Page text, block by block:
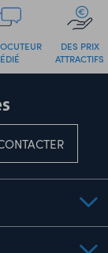
DES PRIX
ATTRACTIFS